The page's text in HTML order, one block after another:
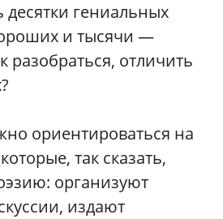
десятки гениальных
и тысячи —
разобраться, отличить
ориентироваться на
так сказать,
организуют
издают